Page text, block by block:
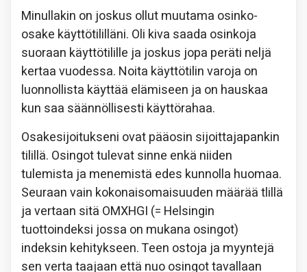
Minullakin on joskus ollut muutama osinko-
osake käyttötililläni. Oli kiva saada osinkoja
suoraan käyttötilille ja joskus jopa peräti neljä
kertaa vuodessa. Noita käyttötilin varoja on
luonnollista käyttää elämiseen ja on hauskaa
kun saa säännöllisesti käyttörahaa.
Osakesijoitukseni ovat pääosin sijoittajapankin
tilillä. Osingot tulevat sinne enkä niiden
tulemista ja menemistä edes kunnolla huomaa.
Seuraan vain kokonaisomaisuuden määrää tlillä
ja vertaan sitä OMXHGI (= Helsingin
tuottoindeksi jossa on mukana osingot)
indeksin kehitykseen. Teen ostoja ja myyntejä
sen verta taajaan että nuo osingot tavallaan